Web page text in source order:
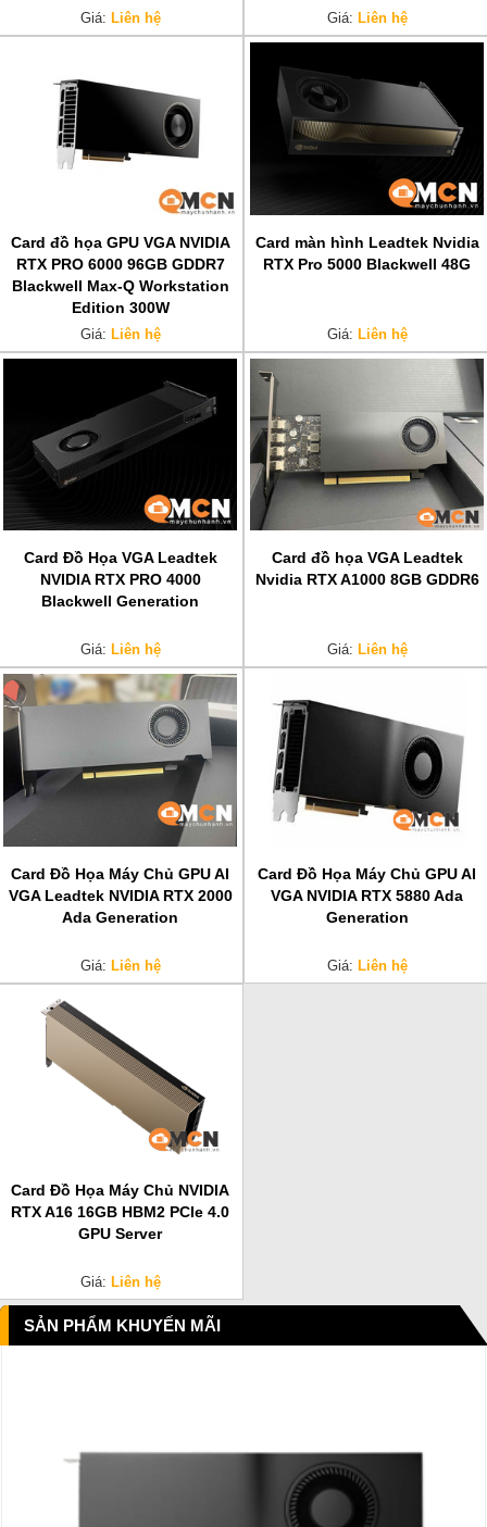
Giá: Liên hệ Giá: Liên hệ
Card đồ họa GPU VGA NVIDIA
RTX PRO 6000 96GB GDDR7
Blackwell Max-Q Workstation
Edition 300W
Giá: Liên hệ
Card màn hình Leadtek Nvidia
RTX Pro 5000 Blackwell 48G
Giá: Liên hệ
Card Đồ Họa VGA Leadtek
NVIDIA RTX PRO 4000
Blackwell Generation
Giá: Liên hệ
Card đồ họa VGA Leadtek
Nvidia RTX A1000 8GB GDDR6
Giá: Liên hệ
Card Đồ Họa Máy Chủ GPU AI
VGA Leadtek NVIDIA RTX 2000
Ada Generation
Giá: Liên hệ
Card Đồ Họa Máy Chủ GPU AI
VGA NVIDIA RTX 5880 Ada
Generation
Giá: Liên hệ
Card Đồ Họa Máy Chủ NVIDIA
RTX A16 16GB HBM2 PCIe 4.0
GPU Server
Giá: Liên hệ
SẢN PHẨM KHUYẾN MÃI